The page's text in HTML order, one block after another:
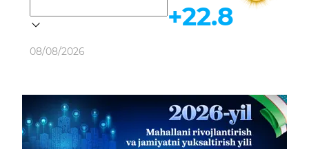
Ob-havo
08/08/2026
+22.8